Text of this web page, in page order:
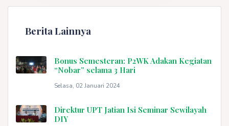
Berita Lainnya
Bonus Semesteran: P2WK Adakan Kegiatan
“Nobar” selama 3 Hari
Selasa, 02 Januari 2024
Direktur UPT Jatian Isi Seminar Sewilayah
DIY